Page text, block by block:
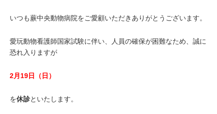
いつも蕨中央動物病院をご愛顧いただきありがとうございます。
愛玩動物看護師国家試験に伴い、人員の確保が困難なため、誠に
恐れ入りますが
2月19日（日）
を休診といたします。